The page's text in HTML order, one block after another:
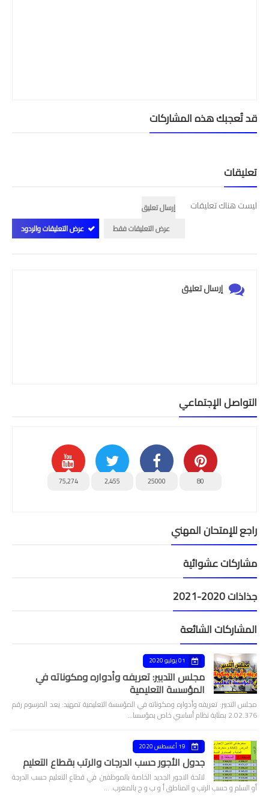
قد تُعجبك هذه المشاركات
تعليقات
ليست هناك تعليقات
إرسال تعليق
عرض التعليقات فقط
عرض التعليقات والردود
إرسال تعليق
التواصل الإجتماعي
80
25000
2,455
75,274
راجع للإمتحان المهني
مشاركات عشوائية
جذاذات 2020-2021
المشاركات الشائعة
01 يوليو 2020
مجلس التدبير: تعريفه وأدواره ومكوناته في
المؤسسة التعليمية
مجلس التدبير: تعريفه وأدواره ومكوناته في المؤسسة التعليمية تمهيد: يعد المرسوم رقم
2.02.376 بمثابة نظام أساسي خاص بمؤسسا…
19 أغسطس 2020
جدول الأجور حسب الدرجات والرتب بقطاع التعليم
لائحة الاجور الجديد الخاصة بالموظفين في قطاع التعليم حسب الدرجة
أو السلم و حسب الرتب و المناطق أ و ب و ج بالمغرب. …